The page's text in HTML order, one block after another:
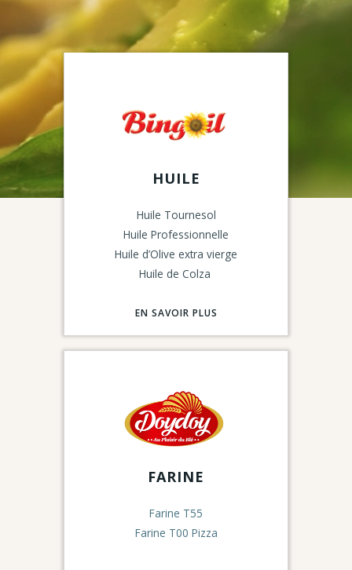
HUILE
Huile Tournesol
Huile Professionnelle
Huile d’Olive extra vierge
Huile de Colza
EN SAVOIR PLUS
FARINE
Farine T55
Farine T00 Pizza